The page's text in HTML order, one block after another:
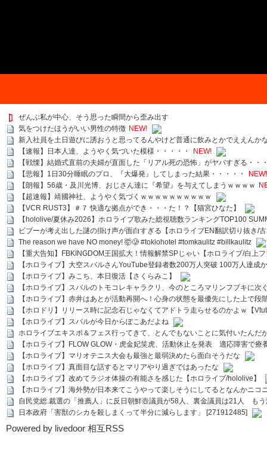
ぜんぶ私が中心、そう思った瞬間から歪み出す
気をつけたほうがいい男性の特徴 NEW!
新入社員を土日遊びに誘おうと思ってるんやけど普通に飲みとかでええんか
【速報】日本人達、ようやく気づいた模様・・・・・
NEW!
【戦慄】結婚式直前の夫婦が直面した「リアル死の恐怖」がヤバすぎる・・
【悲報】1日30分睡眠のプロ、『大爆発』してしまった結果・・・・・
NEW!
【朗報】56歳・及川光博、おじさん達に『希望』を与えてしまうｗｗｗｗ
【超速報】靖國神社、ようやく気づくｗｗｗｗｗｗｗｗｗｗ
【VCR RUST3】＃７ 快適な拠点ができ・・・た！？【猫宮ひなた】
【hololive/夏休み2026】ホロライブ歌みた総視聴数ランキングTOP100
ビブーが考え出した謎の掛け声が面白すぎる【ホロライブEN翻訳切り抜き/
The reason we have NO money! 🤯🥲 #tokiohotel #tomkaulitz #billkaulitz
【重大告知】FBKINGDOM王国拡大！情報解禁SPじゃい【ホロライブ/白上
【ホロライブ】大空スバルさんYouTube登録者数200万人突破 100万人達成
【ホロライブ】みこち、本日復活【さくらみこ】
【ホロライブ】スバルのトモコレキャラクリ、今のところマリンフブキに
【ホロライブ】赤井はあとが活動再開へ！心身の状態を最優先にした上で段
【ホロドリ】リリース時に記念石じゃなくてアドトラ走らせるのかよｗ【
【ホロライブ】スバルが今日からぽこあだよね
ホロライブエキスポ＆フェス行ってきて、とんでもないことに気付いたんだ
【ホロライブ】FLOW GLOW・虎金妃笑虎、活動休止を発表 適応障害で療
【ホロライブ】マリオテニス大会も最強と最弱決めたら面白そうだな
【ホロライブ】真面目な話するとマリアやり過ぎではあったな
【ホロライブ】改めてラジオ体操の有能さを感じた【ホロライブ/hololive】
【ホロライブ】海外勢が日本来てこうやって楽しそうにしてるとなんかニコ
自民党総.裁選の「推薦人」に反日朝鮮壺議員が58人、裏金議員は21人 も
日本政府「害獣のシカを殺しまくって半分に減らします」 [271912485]
Powered by livedoor 相互RSS